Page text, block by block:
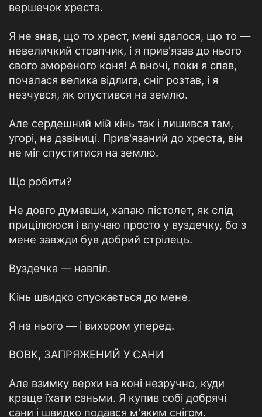
вершечок хреста.
Я не знав, що то хрест, мені здалося, що то —
невеличкий стовпчик, і я прив'язав до нього
свого змореного коня! А вночі, поки я спав,
почалася велика відлига, сніг розтав, і я
незчувся, як опустився на землю.
Але сердешний мій кінь так і лишився там,
угорі, на дзвіниці. Прив'язаний до хреста, він
не міг спуститися на землю.
Що робити?
Не довго думавши, хапаю пістолет, як слід
прицілююся і влучаю просто у вуздечку, бо з
мене завжди був добрий стрілець.
Вуздечка — навпіл.
Кінь швидко спускається до мене.
Я на нього — і вихором уперед.
ВОВК, ЗАПРЯЖЕНИЙ У САНИ
Але взимку верхи на коні незручно, куди
краще їхати саньми. Я купив собі добрячі
сани і швидко подався м'яким снігом.